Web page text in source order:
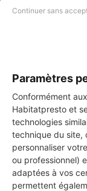
Continuer sans
Paramètres
Conformément
Habitatpresto et
technologies
technique du site,
personnaliser
ou professionnel)
adaptées à vos
permettent
choisir ? Demandez